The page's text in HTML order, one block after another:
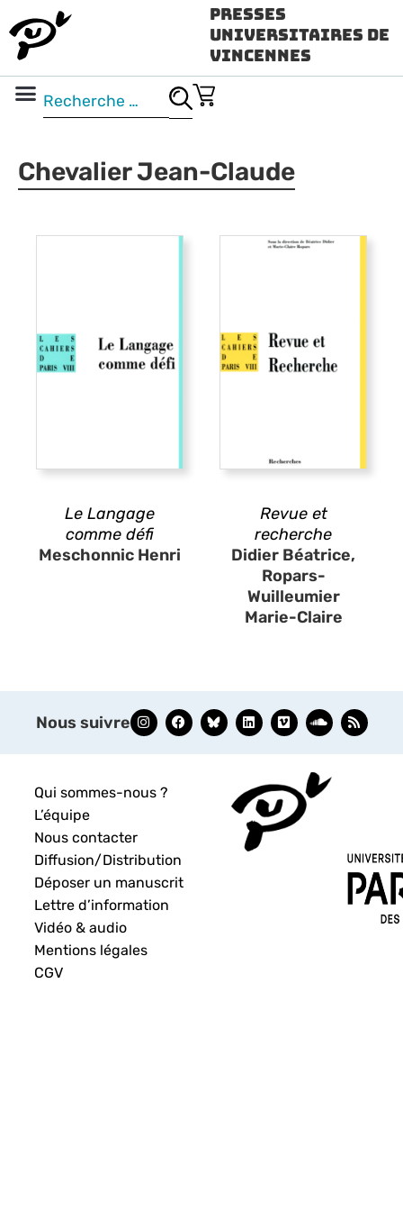
Presses
Universitaires de
Vincennes
Chevalier Jean-Claude
Le Langage
comme défi
Meschonnic Henri
Revue et
recherche
Didier Béatrice,
Ropars-
Wuilleumier
Marie-Claire
Nous suivre
Qui sommes-nous ?
L’équipe
Nous contacter
Diffusion/Distribution
Déposer un manuscrit
Lettre d’information
Vidéo & audio
Mentions légales
CGV